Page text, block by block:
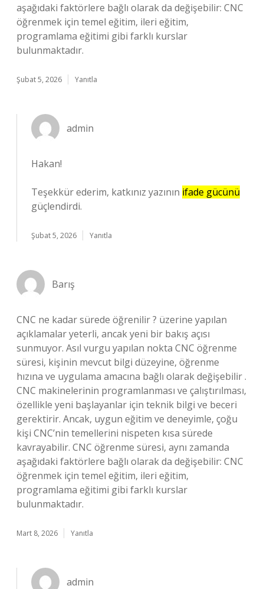
aşağıdaki faktörlere bağlı olarak da değişebilir: CNC
öğrenmek için temel eğitim, ileri eğitim,
programlama eğitimi gibi farklı kurslar
bulunmaktadır.
Şubat 5, 2026 Yanıtla
admin
Hakan!
Teşekkür ederim, katkınız yazının ifade gücünü
güçlendirdi.
Şubat 5, 2026 Yanıtla
Barış
CNC ne kadar sürede öğrenilir ? üzerine yapılan
açıklamalar yeterli, ancak yeni bir bakış açısı
sunmuyor. Asıl vurgu yapılan nokta CNC öğrenme
süresi, kişinin mevcut bilgi düzeyine, öğrenme
hızına ve uygulama amacına bağlı olarak değişebilir .
CNC makinelerinin programlanması ve çalıştırılması,
özellikle yeni başlayanlar için teknik bilgi ve beceri
gerektirir. Ancak, uygun eğitim ve deneyimle, çoğu
kişi CNC’nin temellerini nispeten kısa sürede
kavrayabilir. CNC öğrenme süresi, aynı zamanda
aşağıdaki faktörlere bağlı olarak da değişebilir: CNC
öğrenmek için temel eğitim, ileri eğitim,
programlama eğitimi gibi farklı kurslar
bulunmaktadır.
Mart 8, 2026 Yanıtla
admin